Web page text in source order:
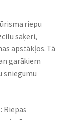
riepu
saķeri,
apstākļos. Tā
garākiem
sniegumu
Riepas